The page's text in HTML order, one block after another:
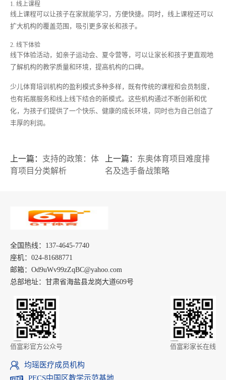
1. 线上课程
线上课程可以让孩子在家就能学习，方便快捷。同时，线上课程还可以
扩大机构的覆盖范围，吸引更多家长和孩子。
2. 线下体验
线下体验活动，如亲子运动会、夏令营等，可以让家长和孩子更直观地
了解机构的教学质量和环境，提高机构的口碑。
少儿体育培训机构的盈利模式多种多样，既有传统的课程和会员制度，
也有拓展服务和线上线下结合的新模式。这些机构通过不断创新和优
化，为孩子们提供了一个快乐、健康的成长环境，同时也为自己创造了
丰厚的利润。
上一篇： 支持的政策：体
育项目分类解析
上一篇： 东奥体育项目难度排
名及选手备战策略
全国热线：137-4645-7740
座机：024-81688771
邮箱：Od9uWv99zZqBC@yahoo.com
总部地址：甘肃省海盐县龙岗大道609号
佰富彩官方公众号 佰富彩家长在线
均瑶医疗成员机构
PECS中国区教学示范基地